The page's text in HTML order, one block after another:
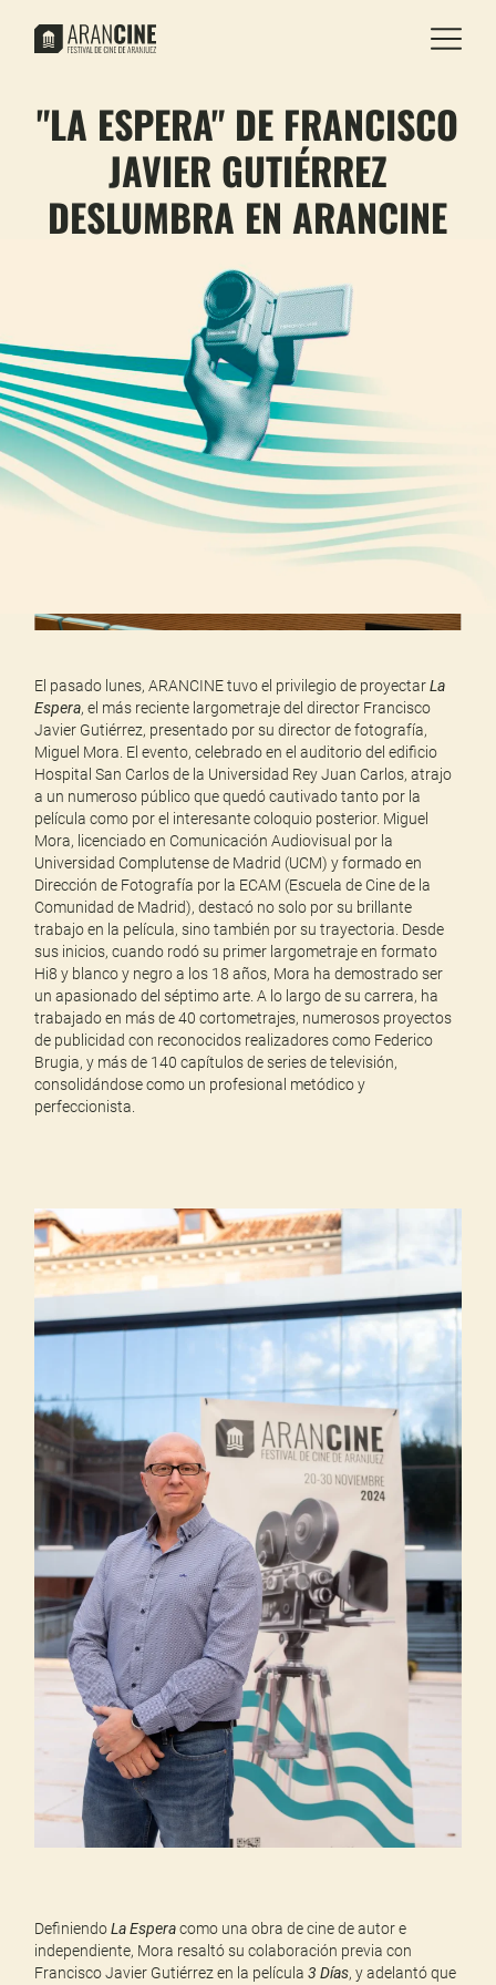
"LA ESPERA" DE FRANCISCO
JAVIER GUTIÉRREZ
DESLUMBRA EN ARANCINE
Y BUSCA UN LUGAR EN LOS
PREMIOS ÓSCAR
El pasado lunes, ARANCINE tuvo el privilegio de proyectarLa
Espera, el más reciente largometraje del director Francisco
Javier Gutiérrez, presentado por su director de fotografía,
Miguel Mora. El evento, celebrado en el auditorio del edificio
Hospital San Carlos de la Universidad Rey Juan Carlos, atrajo
a un numeroso público que quedó cautivado tanto por la
película como por el interesante coloquio posterior. Miguel
Mora, licenciado en Comunicación Audiovisual por la
Universidad Complutense de Madrid (UCM) y formado en
Dirección de Fotografía por la ECAM (Escuela de Cine de la
Comunidad de Madrid), destacó no solo por su brillante
trabajo en la película, sino también por su trayectoria. Desde
sus inicios, cuando rodó su primer largometraje en formato
Hi8 y blanco y negro a los 18 años, Mora ha demostrado ser
un apasionado del séptimo arte. A lo largo de su carrera, ha
trabajado en más de 40 cortometrajes, numerosos proyectos
de publicidad con reconocidos realizadores como Federico
Brugia, y más de 140 capítulos de series de televisión,
consolidándose como un profesional metódico y
perfeccionista.
DefiniendoLa Esperacomo una obra de cine de autor e
independiente, Mora resaltó su colaboración previa con
Francisco Javier Gutiérrez en la película3 Días, y adelantó que